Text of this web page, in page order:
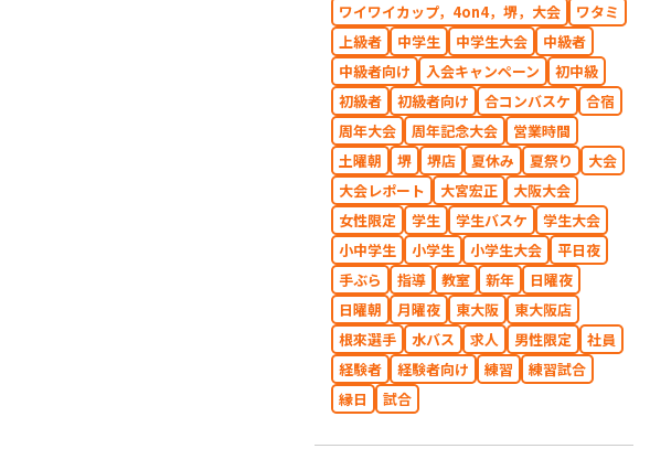
ワイワイカップ，4on4，堺，大会
ワタミ
上級者
中学生 中学生大会
中級者
中級者向け
入会キャンペーン
初中級
初級者
初級者向け 合コンバスケ
合宿
周年大会
周年記念大会
営業時間
土曜朝
堺 堺店 夏休み 夏祭り
大会
大会レポート
大宮宏正
大阪大会
女性限定
学生 学生バスケ
学生大会
小中学生
小学生 小学生大会
平日夜
手ぶら
指導 教室 新年
日曜夜
日曜朝
月曜夜 東大阪
東大阪店
根來選手
水バス 求人 男性限定
社員
経験者
経験者向け 練習
練習試合
縁日
試合